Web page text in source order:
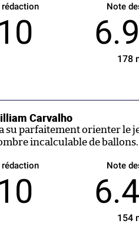
Note
178
Carvalho
su parfaitement orienter le
incalculable de
Note
154